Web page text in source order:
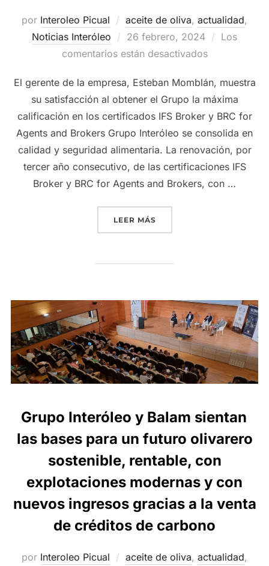
por Interoleo Picual aceite de oliva, actualidad,
Noticias Interóleo
Publicado
el
26 febrero, 2024
Los
comentarios están desactivados
El gerente de la empresa, Esteban Momblán, muestra
su satisfacción al obtener el Grupo la máxima
calificación en los certificados IFS Broker y BRC for
Agents and Brokers Grupo Interóleo se consolida en
calidad y seguridad alimentaria. La renovación, por
tercer año consecutivo, de las certificaciones IFS
Broker y BRC for Agents and Brokers, con …
LEER MÁS«GRUPO INTERÓLEO
Grupo Interóleo y Balam sientan
las bases para un futuro olivarero
sostenible, rentable, con
explotaciones modernas y con
nuevos ingresos gracias a la venta
de créditos de carbono
por Interoleo Picual aceite de oliva, actualidad,